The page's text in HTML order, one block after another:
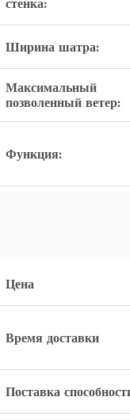
стенка:
Ширина шатра:
Максимальный
позволенный ветер:
Функция:
Цена
Время доставки
Поставка